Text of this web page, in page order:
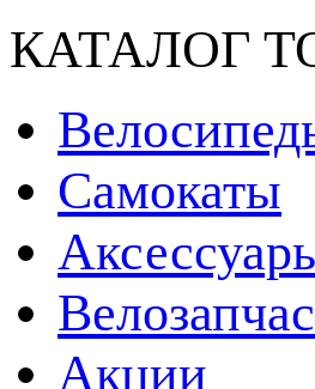
КАТАЛОГ
Самокаты
Акции